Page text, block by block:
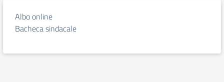
Albo online
Bacheca sindacale